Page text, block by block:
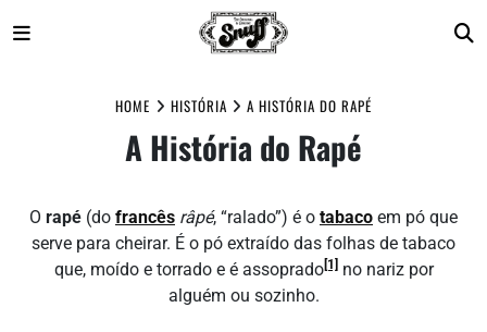
HOME HISTÓRIA A HISTÓRIA DO RAPÉ
A História do Rapé
O rapé (do francês râpé, “ralado”) é o tabaco em pó que
serve para cheirar. É o pó extraído das folhas de tabaco
que, moído e torrado e é assoprado[1]no nariz por
alguém ou sozinho.